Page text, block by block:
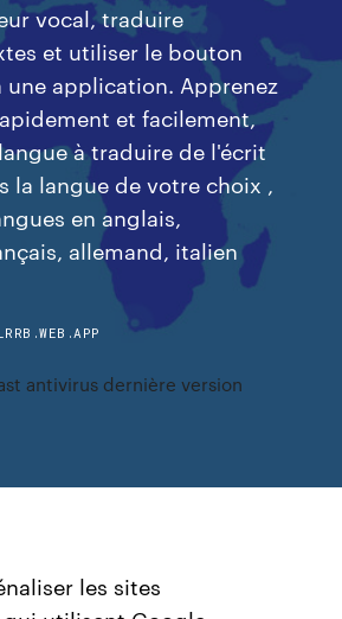
vocal, traduire
et utiliser le bouton
une application. Apprenez
et facilement,
à traduire de l'écrit
la langue de votre choix ,
en anglais,
allemand, italien
antivirus dernière version
les sites